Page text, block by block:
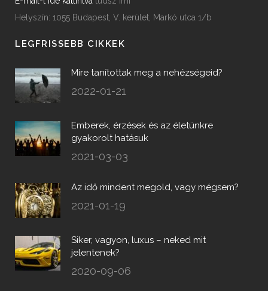
Helyszín: 1055 Budapest, V. kerület, Markó utca 1/b
LEGFRISSEBB CIKKEK
Mire tanítottak meg a nehézségeid?
2022-01-21
Emberek, érzések és az életünkre
gyakorolt hatásuk
2021-03-03
Az idő mindent megold, vagy mégsem?
2021-01-19
Siker, vagyon, luxus – neked mit
jelentenek?
2020-09-06